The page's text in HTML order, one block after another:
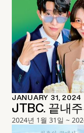
JANUARY 31, 2024
JTBC. 끝내
2024년 1월 31일 ~